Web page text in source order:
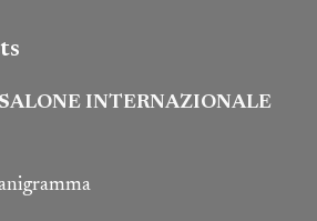
INTERNAZIONALE